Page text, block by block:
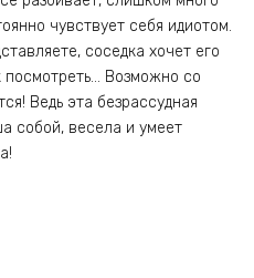
чувствует себя идиотом.
соседка хочет его
Возможно со
Ведь эта безрассудная
собой, весела и умеет